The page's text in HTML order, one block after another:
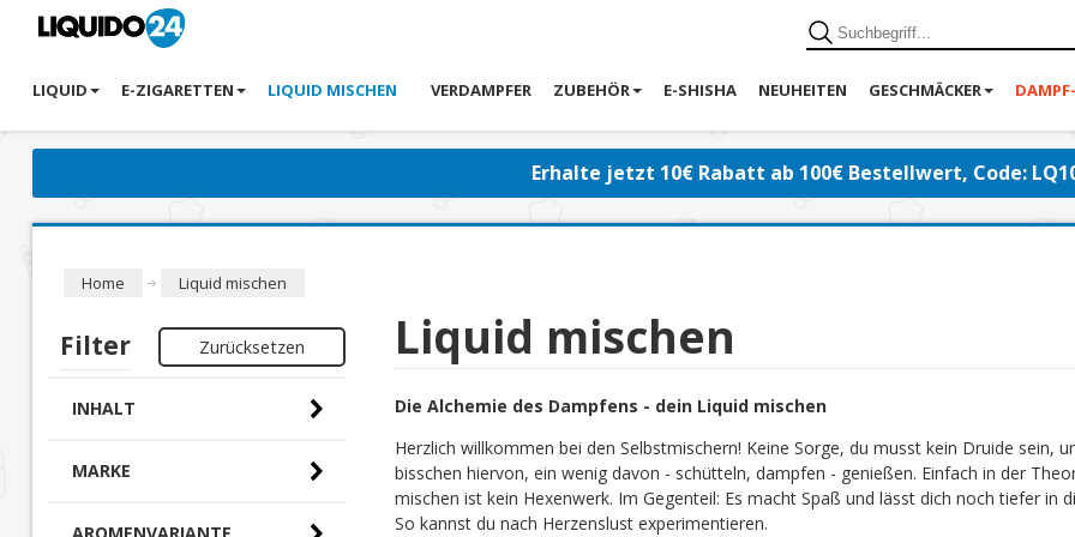
LIQUID E-ZIGARETTEN LIQUID MISCHEN VERDAMPFER ZUBEHÖR E-SHISHA NEUHEITEN GESCHMÄCKER
Erhalte jetzt 10€ Rabatt ab 100€ Bestellwert, Code:
Home Liquid mischen
Liquid mischen
Die Alchemie des Dampfens - dein Liquid mischen
Herzlich willkommen bei den Selbstmischern! Keine Sorge, du musst kein Druide sein,
bisschen hiervon, ein wenig davon - schütteln, dampfen - genießen. Einfach in der
mischen ist kein Hexenwerk. Im Gegenteil: Es macht Spaß und lässt dich noch tiefer in
So kannst du nach Herzenslust experimentieren.
Filter Zurücksetzen
INHALT
MARKE